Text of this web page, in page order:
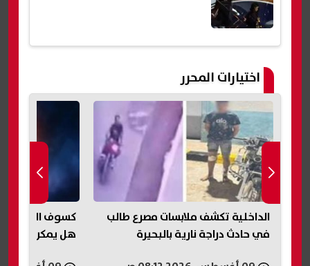
اختيارات المحرر
هل يمكن رؤيته في مصر؟
حريق داخل
جازان..